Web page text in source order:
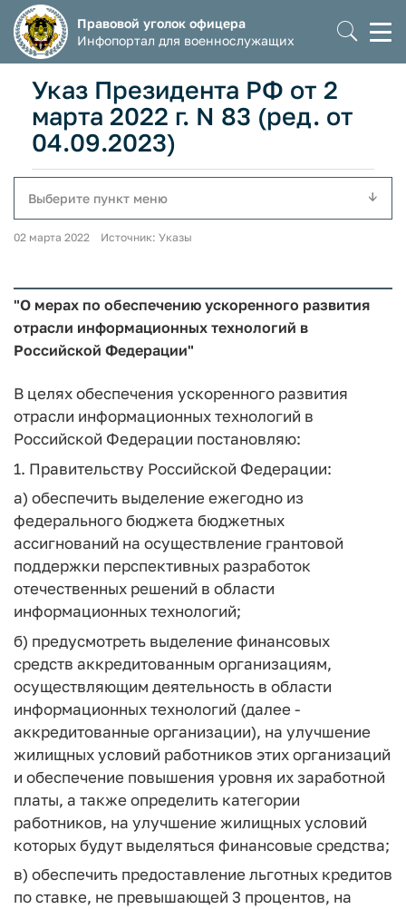
Правовой уголок офицера
Инфопортал для военнослужащих
Указ Президента РФ от 2
марта 2022 г. N 83 (ред. от
04.09.2023)
Выберите пункт меню
02 марта 2022 Источник: Указы
"О мерах по обеспечению ускоренного развития
отрасли информационных технологий в
Российской Федерации"
В целях обеспечения ускоренного развития
отрасли информационных технологий в
Российской Федерации постановляю:
1. Правительству Российской Федерации:
а) обеспечить выделение ежегодно из
федерального бюджета бюджетных
ассигнований на осуществление грантовой
поддержки перспективных разработок
отечественных решений в области
информационных технологий;
б) предусмотреть выделение финансовых
средств аккредитованным организациям,
осуществляющим деятельность в области
информационных технологий (далее -
аккредитованные организации), на улучшение
жилищных условий работников этих организаций
и обеспечение повышения уровня их заработной
платы, а также определить категории
работников, на улучшение жилищных условий
которых будут выделяться финансовые средства;
в) обеспечить предоставление льготных кредитов
по ставке, не превышающей 3 процентов, на